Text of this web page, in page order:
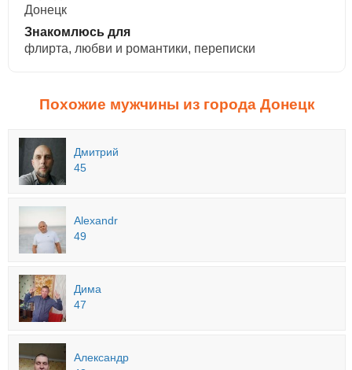
Донецк
Знакомлюсь для
флирта, любви и романтики, переписки
Похожие мужчины из города Донецк
Дмитрий
45
Alexandr
49
Дима
47
Александр